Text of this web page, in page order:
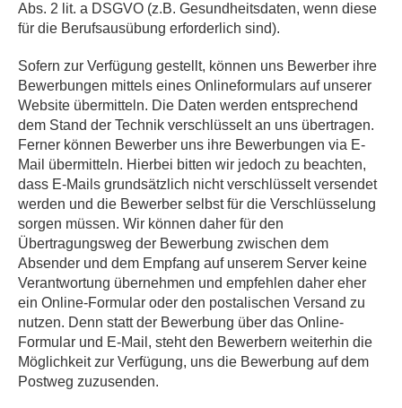
Abs. 2 lit. a DSGVO (z.B. Gesundheitsdaten, wenn diese
für die Berufsausübung erforderlich sind).
Sofern zur Verfügung gestellt, können uns Bewerber ihre
Bewerbungen mittels eines Onlineformulars auf unserer
Website übermitteln. Die Daten werden entsprechend
dem Stand der Technik verschlüsselt an uns übertragen.
Ferner können Bewerber uns ihre Bewerbungen via E-
Mail übermitteln. Hierbei bitten wir jedoch zu beachten,
dass E-Mails grundsätzlich nicht verschlüsselt versendet
werden und die Bewerber selbst für die Verschlüsselung
sorgen müssen. Wir können daher für den
Übertragungsweg der Bewerbung zwischen dem
Absender und dem Empfang auf unserem Server keine
Verantwortung übernehmen und empfehlen daher eher
ein Online-Formular oder den postalischen Versand zu
nutzen. Denn statt der Bewerbung über das Online-
Formular und E-Mail, steht den Bewerbern weiterhin die
Möglichkeit zur Verfügung, uns die Bewerbung auf dem
Postweg zuzusenden.